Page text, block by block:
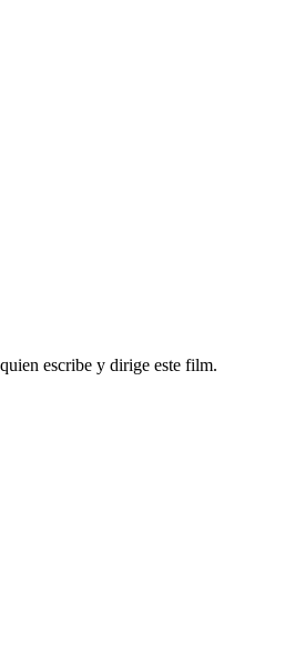
escribe y dirige este film.